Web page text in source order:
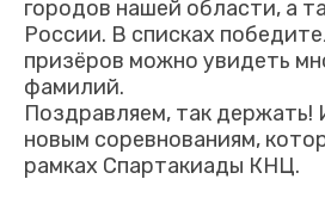
городов нашей области, а
России. В списках
призёров можно увидеть
фамилий.
Поздравляем, так держать!
новым соревнованиям,
рамках Спартакиады КНЦ.